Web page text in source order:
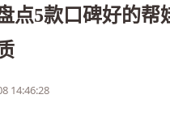
点5款口碑好的帮
14:46:28